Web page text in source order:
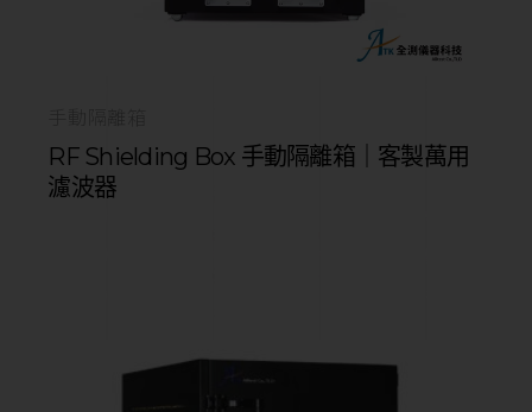
RF Shielding Box 手動隔離箱｜客製萬用
濾波器